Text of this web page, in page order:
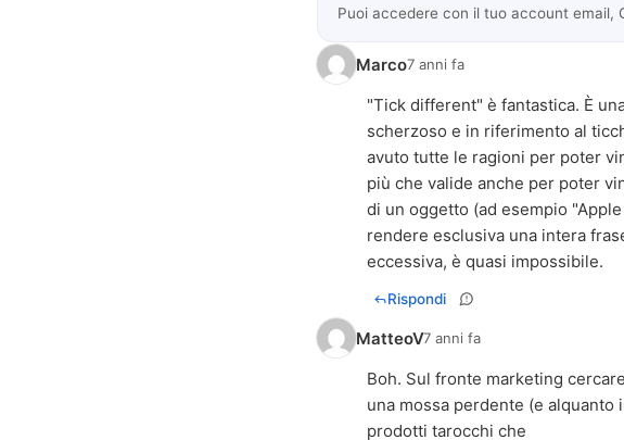
Puoi accedere con il tuo account email,
Marco7 anni fa
"Tick different" è fantastica. È
scherzoso e in riferimento al
avuto tutte le ragioni per poter
più che valide anche per poter
di un oggetto (ad esempio
rendere esclusiva una intera
eccessiva, è quasi impossibile.
Rispondi
MatteoV7 anni fa
Boh. Sul fronte marketing
una mossa perdente (e alquanto
prodotti tarocchi che